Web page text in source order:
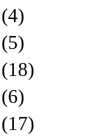
(4)
(5)
(18)
(6)
(17)